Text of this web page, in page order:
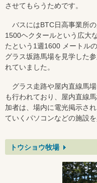
させてもらうためです。
バスにはBTC日高事業所
1500ヘクタールという広大
たという1週1600 メートル
グラス坂路馬場を見学した
れていました。
グラス走路や屋内直線馬
も行われており、屋内直線
加者は、場内に電光掲示さ
ていくパソコンなどの施設
トウショウ牧場